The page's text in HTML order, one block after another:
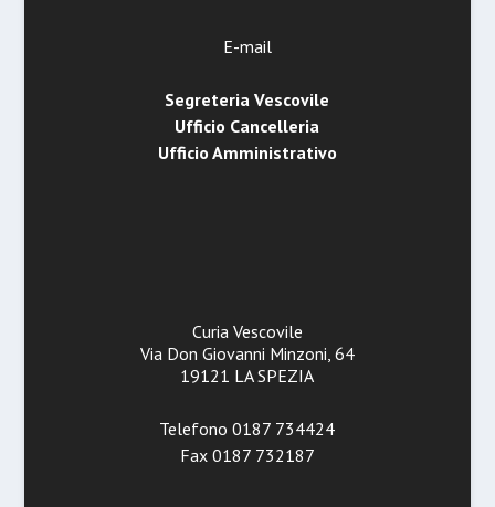
E-mail
Segreteria Vescovile
Ufficio Cancelleria
Ufficio Amministrativo
Curia Vescovile
Via Don Giovanni Minzoni, 64
19121 LA SPEZIA
Telefono 0187 734424
Fax 0187 732187